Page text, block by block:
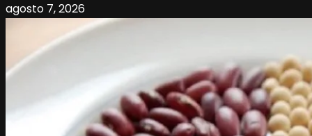
agosto 7, 2026